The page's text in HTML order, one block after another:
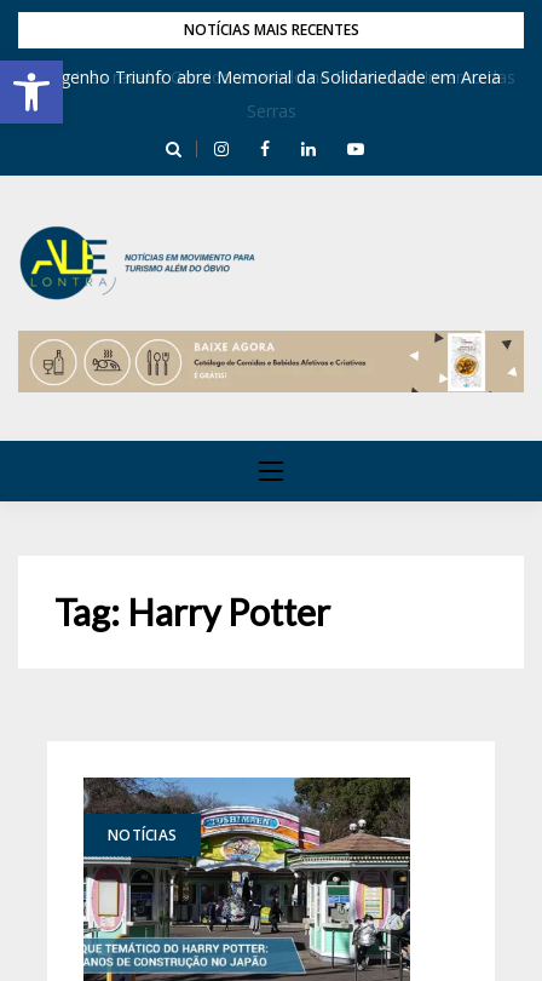
Barra de Ferramentas Aberta
NOTÍCIAS MAIS RECENTES
Dona Inês recebe Geraldo Azevedo no Festival de Inverno das
Serras
Engenho Triunfo abre Memorial da Solidariedade em Areia
Tag: Harry Potter
NOTÍCIAS